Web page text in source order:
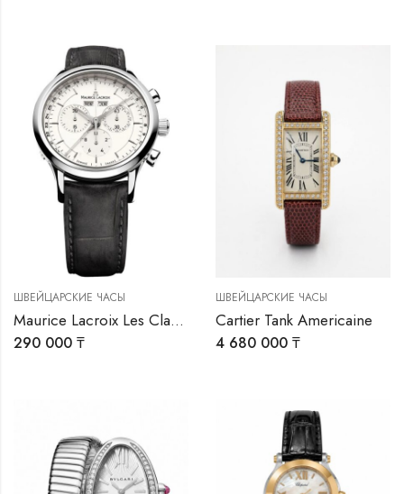
ШВЕЙЦАРСКИЕ ЧАСЫ
Maurice Lacroix Les Classiques Chronographe
290 000 ₸
ШВЕЙЦАРСКИЕ ЧАСЫ
Cartier Tank Americaine
4 680 000 ₸